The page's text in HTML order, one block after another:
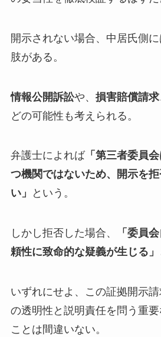
開示されない場合、中居氏側
肢がある。
情報公開訴訟や、 損害賠償請求
どの可能性も考えられる。
弁護士によれば「第三者委員
つ機関ではないため、開示を
い」
という。
しかし拒否した場合、
「委員
頼性に致命的な疑義が生じる」
いずれにせよ、この証拠開示
の透明性と説明責任を問う重
ことは間違いない。